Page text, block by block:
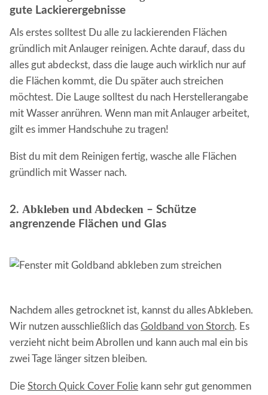
gute Lackierergebnisse
Als erstes solltest Du alle zu lackierenden Flächen
gründlich mit Anlauger reinigen. Achte darauf, dass du
alles gut abdeckst, dass die lauge auch wirklich nur auf
die Flächen kommt, die Du später auch streichen
möchtest. Die Lauge solltest du nach Herstellerangabe
mit Wasser anrühren. Wenn man mit Anlauger arbeitet,
gilt es immer Handschuhe zu tragen!
Bist du mit dem Reinigen fertig, wasche alle Flächen
gründlich mit Wasser nach.
2. Abkleben und Abdecken – Schütze
angrenzende Flächen und Glas
Nachdem alles getrocknet ist, kannst du alles Abkleben.
Wir nutzen ausschließlich das Goldband von Storch. Es
verzieht nicht beim Abrollen und kann auch mal ein bis
zwei Tage länger sitzen bleiben.
Die Storch Quick Cover Folie kann sehr gut genommen